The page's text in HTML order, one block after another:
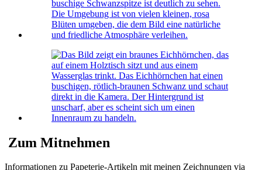
Zum Mitnehmen
Informationen zu Papeterie-Artikeln mit meinen Zeichnungen via